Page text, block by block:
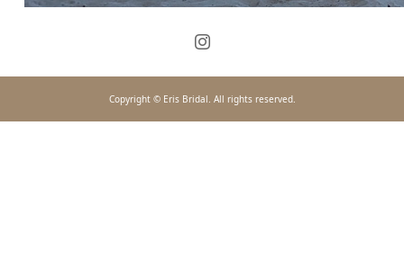
Copyright © Eris Bridal. All rights reserved.